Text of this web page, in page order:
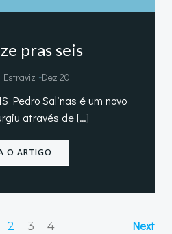
pras seis
-Dez 20
Pedro Salinas é um novo
através de […]
O ARTIGO
Page
2 Page
3 Page
4 Next